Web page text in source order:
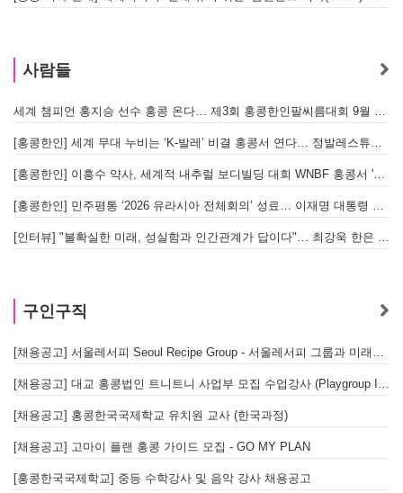
사람들
구인구직
[채용공고] 홍콩한국국제학교 유치원 교사 (한국과정)
[채용공고] 고마이 플랜 홍콩 가이드 모집 - GO MY PLAN
[홍콩한국국제학교] 중등 수학강사 및 음악 강사 채용공고